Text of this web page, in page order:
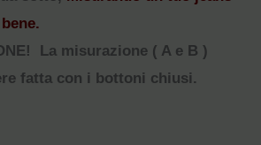
La misurazione ( A e B )
fatta con i bottoni chiusi.